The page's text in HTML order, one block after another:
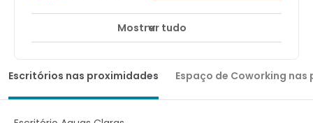
Mostrar tudo
Escritórios nas proximidades Espaço de Coworking